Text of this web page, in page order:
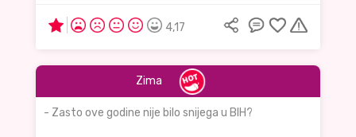
4,17
Zima
- Zasto ove godine nije bilo snijega u BIH?